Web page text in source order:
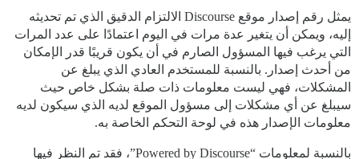
يمثل رقم إصدار موقع Discourse الالتزام الدقيق الذي تم تحديثه
إليه، ويمكن أن يتغير عدة مرات في اليوم اعتمادًا على عدد المرات
التي يرغب فيها المسؤول الصارم في أن يكون قريبًا قدر الإمكان
من أحدث إصدار. بالنسبة للمستخدم العادي الذي يبلغ عن
المشكلات، فهي ليست معلومات ذات صلة بشكل خاص حيث
سيبلغ عن أي مشكلات إلى مسؤول الموقع لديه الذي سيكون لديه
معلومات الإصدار هذه في لوحة التحكم الخاصة به.
بالنسبة لمعلومات “Powered by Discourse”، فقد تم النظر فيها